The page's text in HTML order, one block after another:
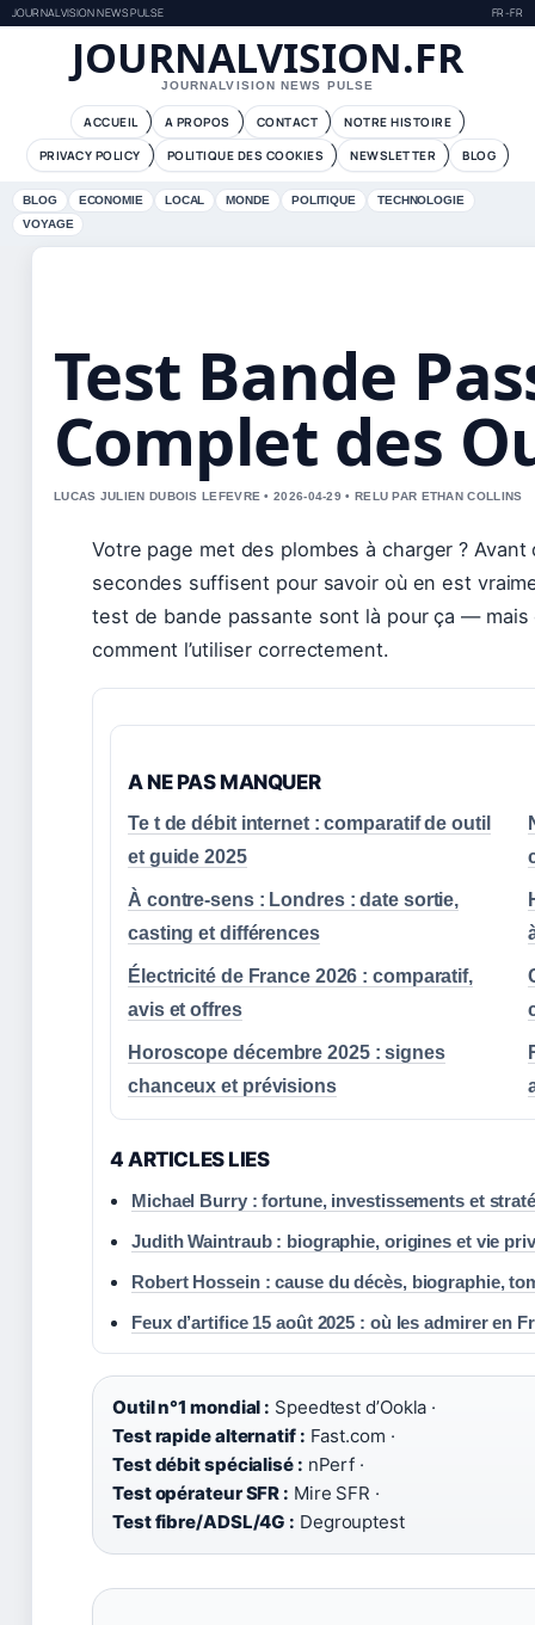
JOURNALVISION NEWS PULSE FR-FR
JOURNALVISION.FR
JOURNALVISION NEWS PULSE
ACCUEIL A PROPOS CONTACT
NOTRE HISTOIRE
PRIVACY POLICY
POLITIQUE DES COOKIES NEWSLETTER BLOG
BLOG ECONOMIE LOCAL MONDE POLITIQUE
TECHNOLOGIE
VOYAGE
Test Bande
Complet des
LUCAS JULIEN DUBOIS LEFEVRE • 2026-04-29 • RELU PAR ETHAN COLLINS
Votre page met des plombes à charger ?
secondes suffisent pour savoir où en est
test de bande passante sont là pour ça —
comment l’utiliser correctement.
A NE PAS MANQUER
Te t de débit internet : comparatif de outil
et guide 2025
À contre-sens : Londres : date sortie,
casting et différences
Électricité de France 2026 : comparatif,
avis et offres
Horoscope décembre 2025 : signes
chanceux et prévisions
4 ARTICLES LIES
Michael Burry : fortune, investissements et
Judith Waintraub : biographie, origines et vie
Robert Hossein : cause du décès, biographie,
Feux d’artifice 15 août 2025 : où les admirer en
Outil n°1 mondial : Speedtest d’Ookla ·
Test rapide alternatif : Fast.com ·
Test débit spécialisé : nPerf ·
Test opérateur SFR : Mire SFR ·
Test fibre/ADSL/4G : Degrouptest